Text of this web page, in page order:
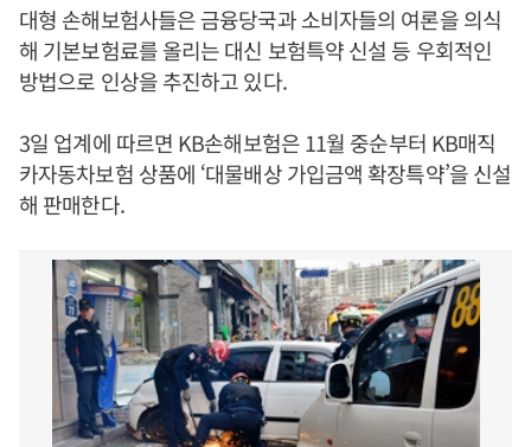
대형 손해보험사들은 금융당국과 소비자들의 여론을 의식
해 기본보험료를 올리는 대신 보험특약 신설 등 우회적인
방법으로 인상을 추진하고 있다.
3일 업계에 따르면 KB손해보험은 11월 중순부터 KB매직
카자동차보험 상품에 ‘대물배상 가입금액 확장특약’을 신설
해 판매한다.